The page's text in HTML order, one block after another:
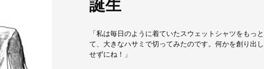
「私は毎日のように着ていたスウェットシャツをもっ
て、大きなハサミで切ってみたのです。何かを創り出
せずにね！」